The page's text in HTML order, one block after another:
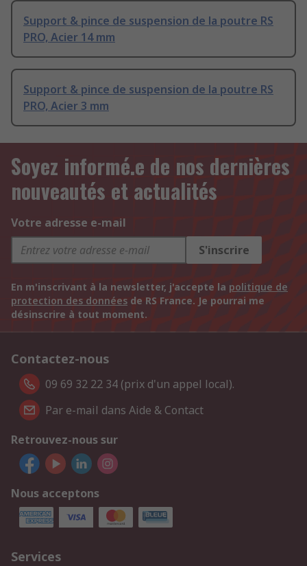
Support & pince de suspension de la poutre RS
PRO, Acier 14 mm
Support & pince de suspension de la poutre RS
PRO, Acier 3 mm
Soyez informé.e de nos dernières
nouveautés et actualités
Votre adresse e-mail
S'inscrire
En m'inscrivant à la newsletter, j'accepte la politique de
protection des données de RS France. Je pourrai me
désinscrire à tout moment.
Contactez-nous
09 69 32 22 34 (prix d'un appel local).
Par e-mail dans Aide & Contact
Retrouvez-nous sur
Nous acceptons
Services